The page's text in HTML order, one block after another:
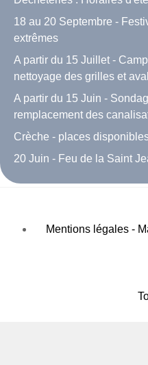
18 au 20 Septembre -
extrêmes
A partir du 15 Juillet -
nettoyage des grilles et
A partir du 15 Juin -
remplacement des
Crèche - places
20 Juin - Feu de la Saint
Mentions légales -